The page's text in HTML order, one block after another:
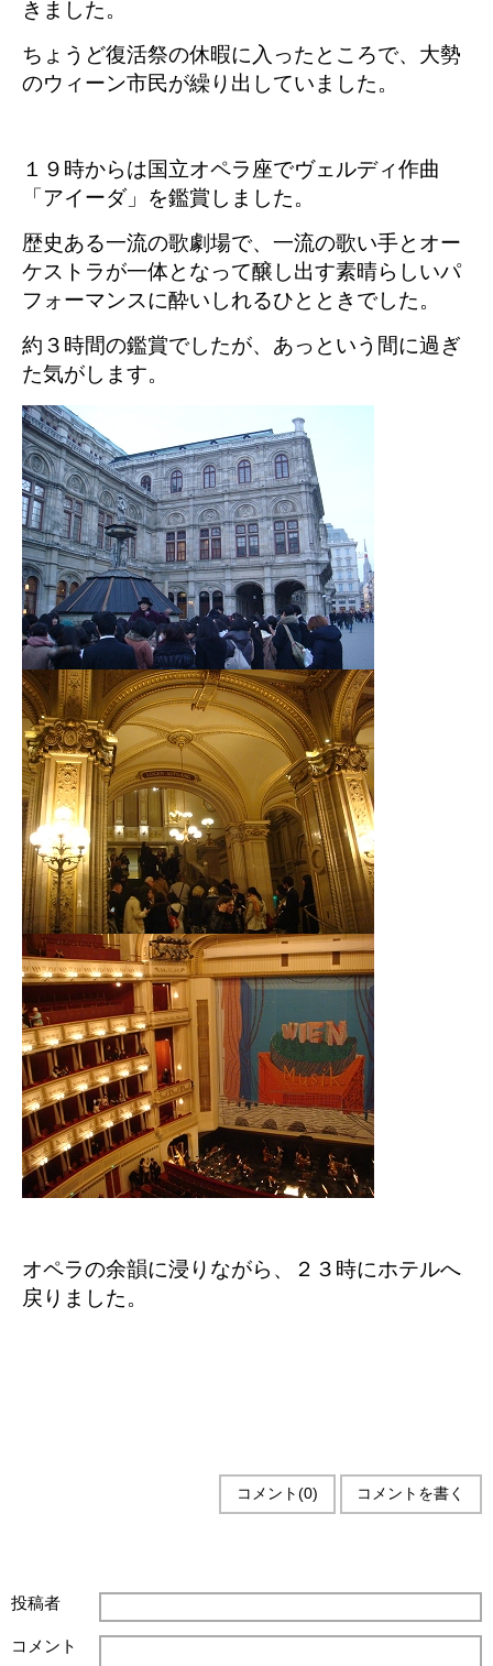
きました。
ちょうど復活祭の休暇に入ったところで、大勢
のウィーン市民が繰り出していました。
１９時からは国立オペラ座でヴェルディ作曲
「アイーダ」を鑑賞しました。
歴史ある一流の歌劇場で、一流の歌い手とオー
ケストラが一体となって醸し出す素晴らしいパ
フォーマンスに酔いしれるひとときでした。
約３時間の鑑賞でしたが、あっという間に過ぎ
た気がします。
オペラの余韻に浸りながら、２３時にホテルへ
戻りました。
コメント(0) コメントを書く
投稿者
コメント